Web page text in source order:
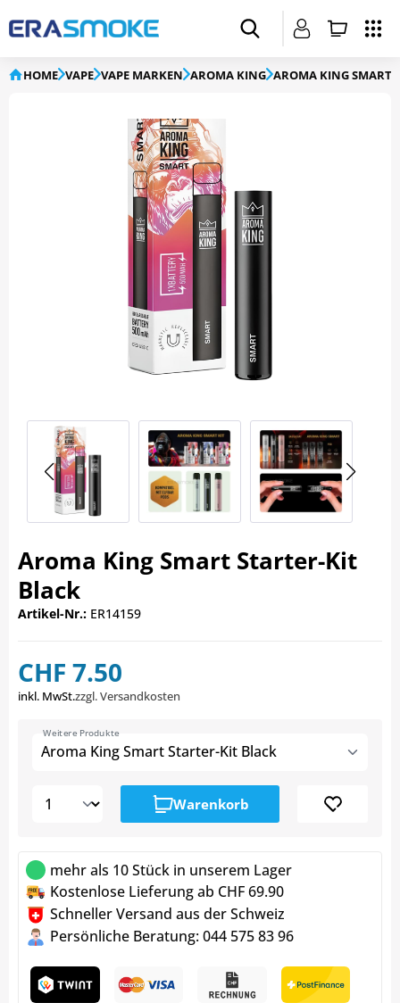
HOME VAPE VAPE MARKEN AROMA KING AROMA KING SMART
Aroma King Smart Starter-Kit
Black
Artikel-Nr.: ER14159
CHF 7.50
inkl. MwSt.zzgl. Versandkosten
Aroma King Smart Starter-Kit Black
Weitere Produkte
Warenkorb
mehr als 10 Stück in unserem Lager
Kostenlose Lieferung ab CHF 69.90
Schneller Versand aus der Schweiz
Persönliche Beratung: 044 575 83 96